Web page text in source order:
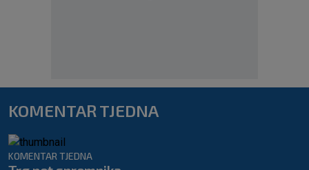
KOMENTAR TJEDNA
KOMENTAR TJEDNA